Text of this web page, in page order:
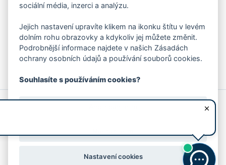
Chcete dostávat do svého mobilu či mailu upozornění na
ankety, pozvánky na kulturní a sportovní akce?
Více informací o aplikaci
© 2026 Magistrát města Zlína
Prohlášení o používání cookies
sociální média, inzerci a analýzu.
Jejich nastavení upravíte klikem na ikonku štítu v levém
dolním rohu obrazovky a kdykoliv jej můžete změnit.
Podrobnější informace najdete v našich Zásadách
ochrany osobních údajů a používání souborů cookies.
Souhlasíte s používáním cookies?
Nastavení cookies